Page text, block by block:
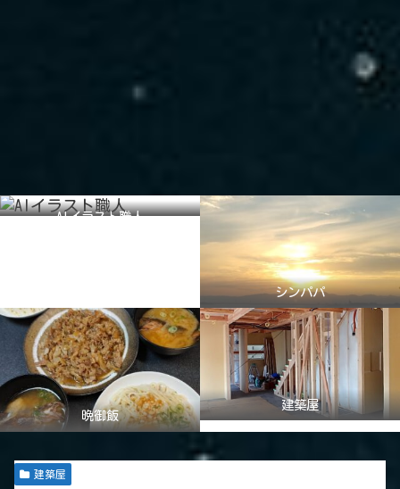
AIイラスト職人
シンパパ
晩御飯
建築屋
建築屋